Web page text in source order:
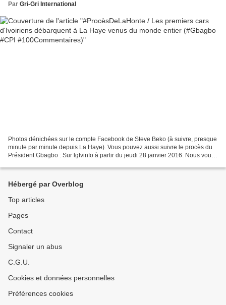
Par Gri-Gri International
Photos dénichées sur le compte Facebook de Steve Beko (à suivre, presque
minute par minute depuis La Haye). Vous pouvez aussi suivre le procès du
Président Gbagbo : Sur lgtvinfo à partir du jeudi 28 janvier 2016. Nous vous
Hébergé par Overblog
Top articles
Pages
Contact
Signaler un abus
C.G.U.
Cookies et données personnelles
Préférences cookies